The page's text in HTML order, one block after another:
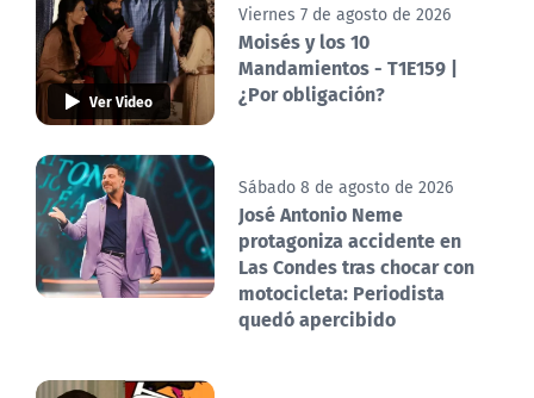
Ver Video
Viernes 7 de agosto de 2026
Moisés y los 10
Mandamientos - T1E159 |
¿Por obligación?
Sábado 8 de agosto de 2026
José Antonio Neme
protagoniza accidente en
Las Condes tras chocar con
motocicleta: Periodista
quedó apercibido